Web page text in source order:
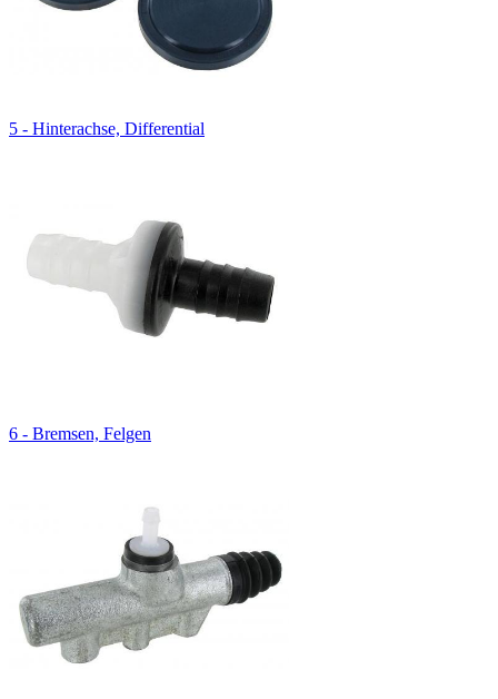
5 - Hinterachse, Differential
6 - Bremsen, Felgen